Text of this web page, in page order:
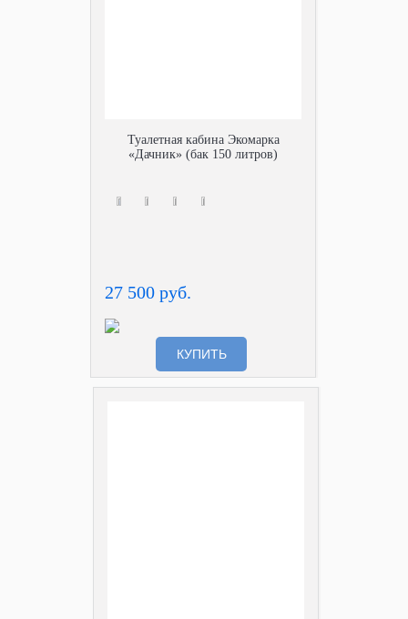
Туалетная кабина Экомарка
«Дачник» (бак 150 литров)
27 500 руб.
КУПИТЬ